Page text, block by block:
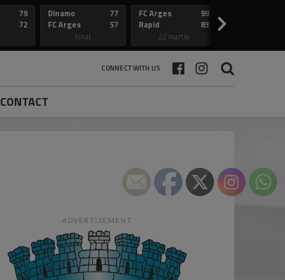
79
72
Dinamo
FC Arges
77
57
final
FC Arges
Rapid
99
83
22 martie
>
CONNECT WITH US
CONTACT
ADVERTISEMENT